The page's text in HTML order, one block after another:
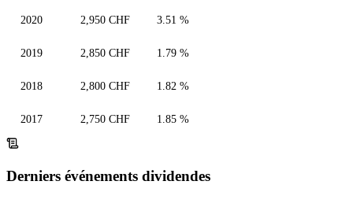
2020 2,950 CHF 3.51 %
2019 2,850 CHF 1.79 %
2018 2,800 CHF 1.82 %
2017 2,750 CHF 1.85 %
Derniers événements dividendes